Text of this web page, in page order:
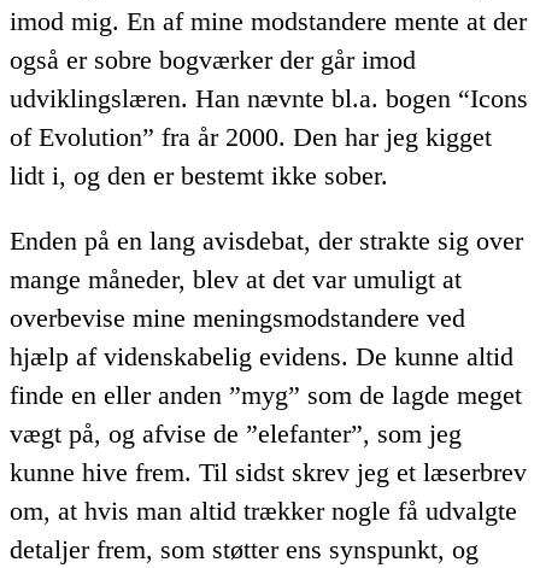
imod mig. En af mine modstandere mente at der
også er sobre bogværker der går imod
udviklingslæren. Han nævnte bl.a. bogen “Icons
of Evolution” fra år 2000. Den har jeg kigget
lidt i, og den er bestemt ikke sober.
Enden på en lang avisdebat, der strakte sig over
mange måneder, blev at det var umuligt at
overbevise mine meningsmodstandere ved
hjælp af videnskabelig evidens. De kunne altid
finde en eller anden ”myg” som de lagde meget
vægt på, og afvise de ”elefanter”, som jeg
kunne hive frem. Til sidst skrev jeg et læserbrev
om, at hvis man altid trækker nogle få udvalgte
detaljer frem, som støtter ens synspunkt, og